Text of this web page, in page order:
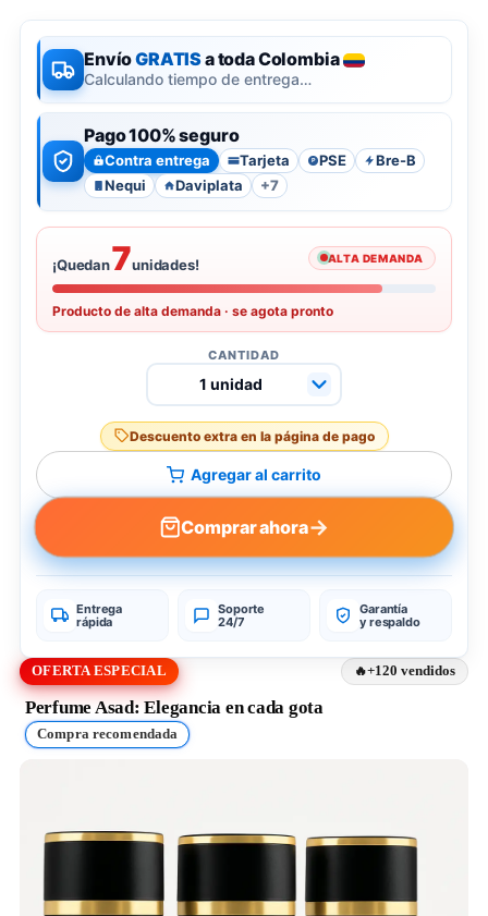
EnvíoGRATISa toda Colombia
Calculando tiempo de entrega…
Pago 100% seguro
Contra entrega Tarjeta P PSE
Bre-B
Nequi
Daviplata +7
¡Quedan7unidades! ALTA DEMANDA
Producto de alta demanda · se agota pronto
CANTIDAD
Descuento extra en la página de pago
Agregar al carrito
Comprar ahora→
Entrega
rápida
Soporte
24/7
Garantía
y respaldo
OFERTA ESPECIAL +120 vendidos
Perfume Asad: Elegancia en cada gota
Compra recomendada